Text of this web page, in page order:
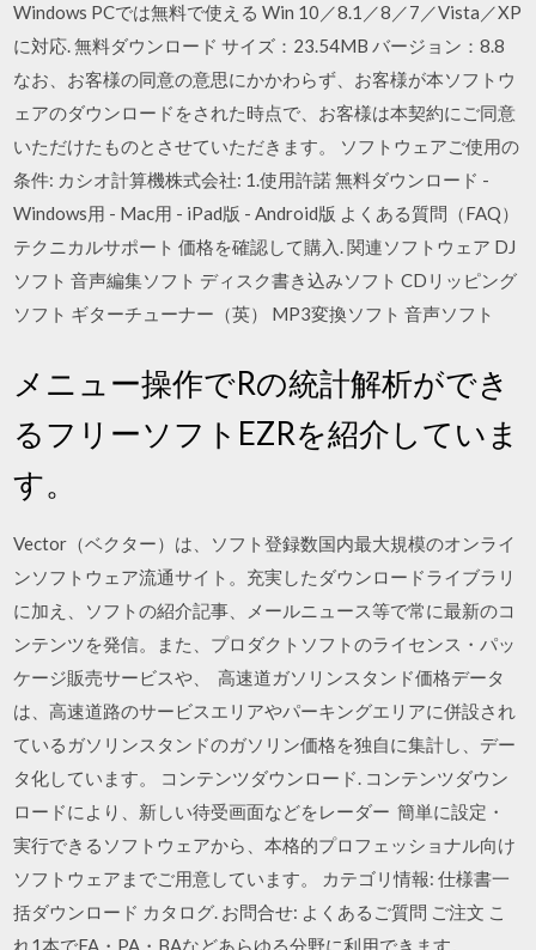
Windows PCでは無料で使える Win 10／8.1／8／7／Vista／XP
に対応. 無料ダウンロード サイズ：23.54MB バージョン：8.8
なお、お客様の同意の意思にかかわらず、お客様が本ソフトウ
ェアのダウンロードをされた時点で、お客様は本契約にご同意
いただけたものとさせていただきます。 ソフトウェアご使用の
条件: カシオ計算機株式会社: 1.使用許諾 無料ダウンロード -
Windows用 - Mac用 - iPad版 - Android版 よくある質問（FAQ）
テクニカルサポート 価格を確認して購入. 関連ソフトウェア DJ
ソフト 音声編集ソフト ディスク書き込みソフト CDリッピング
ソフト ギターチューナー（英） MP3変換ソフト 音声ソフト
メニュー操作でRの統計解析ができ
るフリーソフトEZRを紹介していま
す。
Vector（ベクター）は、ソフト登録数国内最大規模のオンライ
ンソフトウェア流通サイト。充実したダウンロードライブラリ
に加え、ソフトの紹介記事、メールニュース等で常に最新のコ
ンテンツを発信。また、プロダクトソフトのライセンス・パッ
ケージ販売サービスや、 高速道ガソリンスタンド価格データ
は、高速道路のサービスエリアやパーキングエリアに併設され
ているガソリンスタンドのガソリン価格を独自に集計し、デー
タ化しています。 コンテンツダウンロード. コンテンツダウン
ロードにより、新しい待受画面などをレーダー 簡単に設定・
実行できるソフトウェアから、本格的プロフェッショナル向け
ソフトウェアまでご用意しています。 カテゴリ情報: 仕様書一
括ダウンロード カタログ. お問合せ: よくあるご質問 ご注文 こ
れ1本でFA・PA・BAなどあらゆる分野に利用できます。